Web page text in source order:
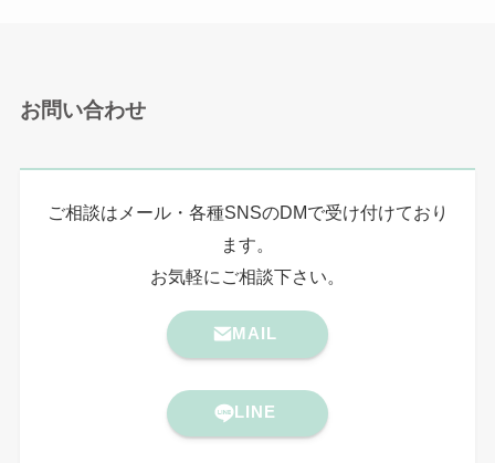
お問い合わせ
ご相談はメール・各種SNSのDMで受け付けており
ます。
お気軽にご相談下さい。
MAIL
LINE